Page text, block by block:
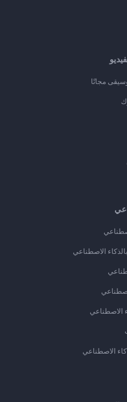
مجانًا
الاصطناعي
الاصطناعي
الاصطناعي